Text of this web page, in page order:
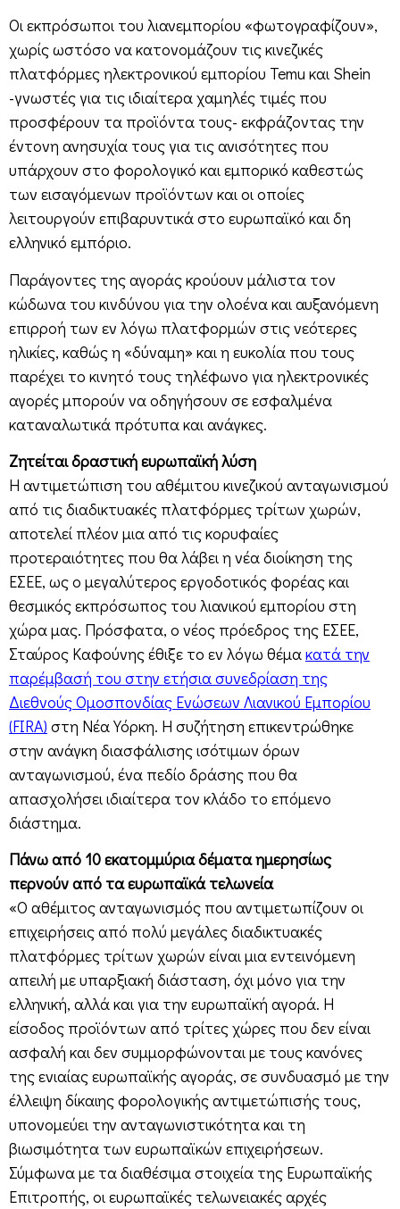
Οι εκπρόσωποι του λιανεμπορίου «φωτογραφίζουν»,
χωρίς ωστόσο να κατονομάζουν τις κινεζικές
πλατφόρμες ηλεκτρονικού εμπορίου Temu και Shein
-γνωστές για τις ιδιαίτερα χαμηλές τιμές που
προσφέρουν τα προϊόντα τους- εκφράζοντας την
έντονη ανησυχία τους για τις ανισότητες που
υπάρχουν στο φορολογικό και εμπορικό καθεστώς
των εισαγόμενων προϊόντων και οι οποίες
λειτουργούν επιβαρυντικά στο ευρωπαϊκό και δη
ελληνικό εμπόριο.
Παράγοντες της αγοράς κρούουν μάλιστα τον
κώδωνα του κινδύνου για την ολοένα και αυξανόμενη
επιρροή των εν λόγω πλατφορμών στις νεότερες
ηλικίες, καθώς η «δύναμη» και η ευκολία που τους
παρέχει το κινητό τους τηλέφωνο για ηλεκτρονικές
αγορές μπορούν να οδηγήσουν σε εσφαλμένα
καταναλωτικά πρότυπα και ανάγκες.
Ζητείται δραστική ευρωπαϊκή λύση
Η αντιμετώπιση του αθέμιτου κινεζικού ανταγωνισμού
από τις διαδικτυακές πλατφόρμες τρίτων χωρών,
αποτελεί πλέον μια από τις κορυφαίες
προτεραιότητες που θα λάβει η νέα διοίκηση της
ΕΣΕΕ, ως ο μεγαλύτερος εργοδοτικός φορέας και
θεσμικός εκπρόσωπος του λιανικού εμπορίου στη
χώρα μας. Πρόσφατα, ο νέος πρόεδρος της ΕΣΕΕ,
Σταύρος Καφούνης έθιξε το εν λόγω θέμακατά την
παρέμβασή του στην ετήσια συνεδρίαση της
Διεθνούς Ομοσπονδίας Ενώσεων Λιανικού Εμπορίου
(FIRA) στη Νέα Υόρκη. Η συζήτηση επικεντρώθηκε
στην ανάγκη διασφάλισης ισότιμων όρων
ανταγωνισμού, ένα πεδίο δράσης που θα
απασχολήσει ιδιαίτερα τον κλάδο το επόμενο
διάστημα.
Πάνω από 10 εκατομμύρια δέματα ημερησίως
περνούν από τα ευρωπαϊκά τελωνεία
«Ο αθέμιτος ανταγωνισμός που αντιμετωπίζουν οι
επιχειρήσεις από πολύ μεγάλες διαδικτυακές
πλατφόρμες τρίτων χωρών είναι μια εντεινόμενη
απειλή με υπαρξιακή διάσταση, όχι μόνο για την
ελληνική, αλλά και για την ευρωπαϊκή αγορά. Η
είσοδος προϊόντων από τρίτες χώρες που δεν είναι
ασφαλή και δεν συμμορφώνονται με τους κανόνες
της ενιαίας ευρωπαϊκής αγοράς, σε συνδυασμό με την
έλλειψη δίκαιης φορολογικής αντιμετώπισής τους,
υπονομεύει την ανταγωνιστικότητα και τη
βιωσιμότητα των ευρωπαϊκών επιχειρήσεων.
Σύμφωνα με τα διαθέσιμα στοιχεία της Ευρωπαϊκής
Επιτροπής, οι ευρωπαϊκές τελωνειακές αρχές